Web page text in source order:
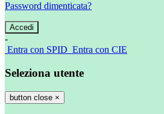
Password dimenticata?
-
Entra con SPID Entra con CIE
Seleziona utente
button close ×